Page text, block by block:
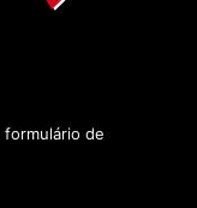
formulário de